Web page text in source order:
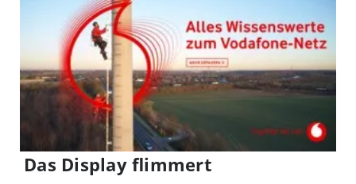
Das Display flimmert